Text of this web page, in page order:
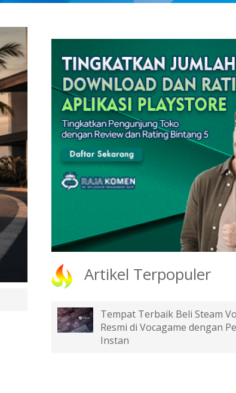
Artikel Terpopuler
Tempat Terbaik Beli Steam
Resmi di Vocagame dengan
Instan